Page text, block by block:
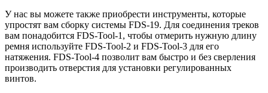
У нас вы можете также приобрести инструменты, которые
упростят вам сборку системы FDS-19. Для соединения треков
вам понадобится FDS-Tool-1, чтобы отмерить нужную длину
ремня используйте FDS-Tool-2 и FDS-Tool-3 для его
натяжения. FDS-Tool-4 позволит вам быстро и без сверления
производить отверстия для установки регулированных
винтов.